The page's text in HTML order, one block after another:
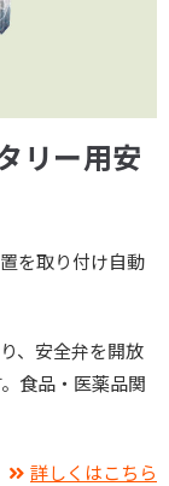
リー用安
を取り付け自動
、安全弁を開放
食品・医薬品関
詳しくはこちら